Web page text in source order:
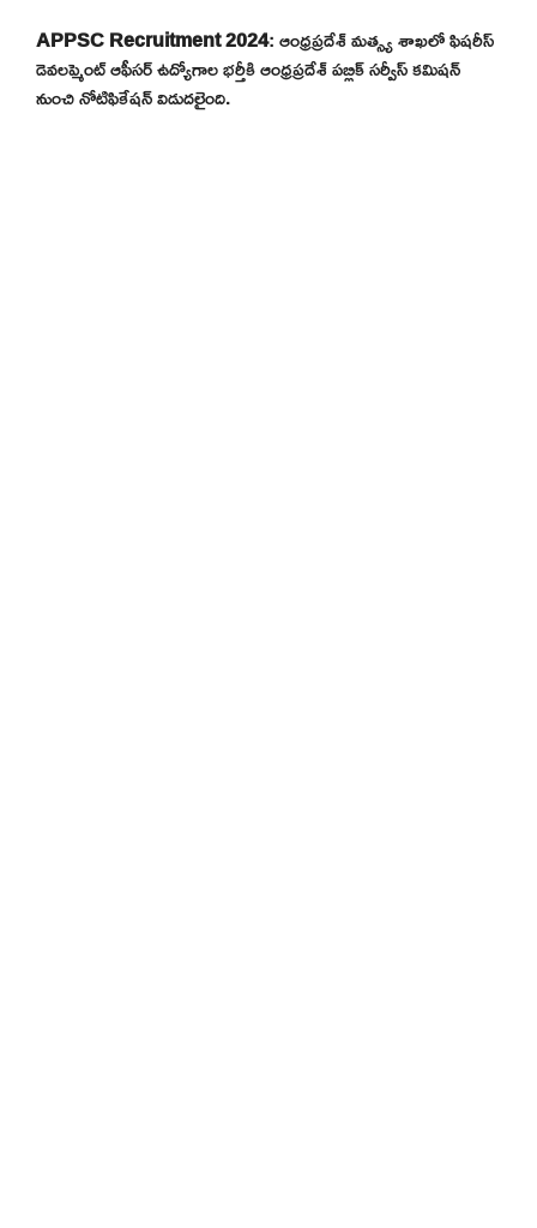
APPSC Recruitment 2024: ఆంధ్రప్రదేశ్ మత్స్య శాఖలో ఫిషరీస్
డెవలప్మెంట్ ఆఫీసర్ ఉద్యోగాల భర్తీకి ఆంధ్రప్రదేశ్ పబ్లిక్ సర్వీస్ కమిషన్
నుంచి నోటిఫికేషన్ విడుదలైంది.